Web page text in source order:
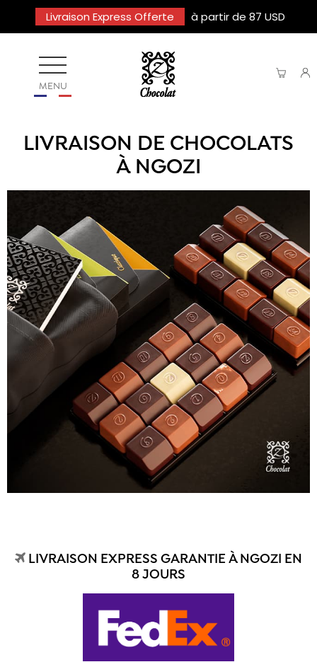
Livraison Express Offerte à partir de 87 USD
MENU
LIVRAISON DE CHOCOLATS
À NGOZI
LIVRAISON EXPRESS GARANTIE À NGOZI EN
8 JOURS